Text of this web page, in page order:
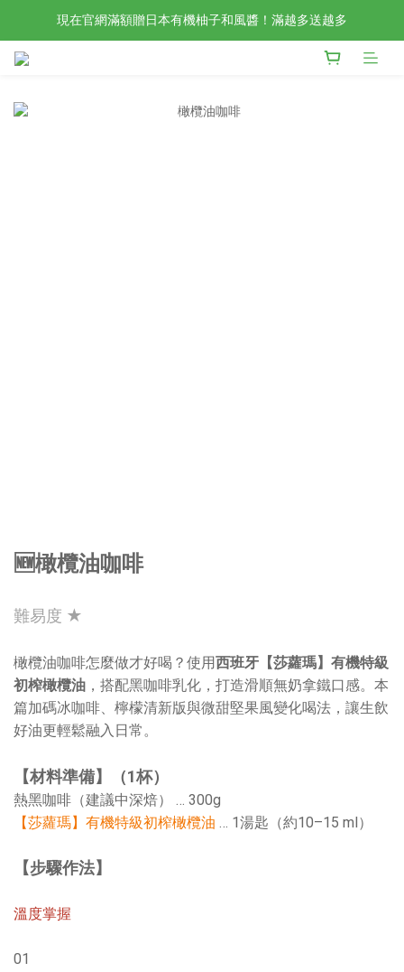
檢驗合格的歐洲好油現在任選2入88折4入85折！
現在官網滿額贈日本有機柚子和風醬！滿越多送越多
新會員限定📣現在加入官網會員立刻享有120元購物金！
🆕橄欖油咖啡
難易度 ★
橄欖油咖啡怎麼做才好喝？使用西班牙【莎蘿瑪】有機特級
初榨橄欖油 ，搭配黑咖啡乳化，打造滑順無奶拿鐵口感。本
篇加碼冰咖啡、檸檬清新版與微甜堅果風變化喝法，讓生飲
好油更輕鬆融入日常。
【材料準備】（1杯）
熱黑咖啡（建議中深焙） … 300g
【莎蘿瑪】有機特級初榨橄欖油 … 1湯匙（約10–15 ml）
【步驟作法】
溫度掌握
01